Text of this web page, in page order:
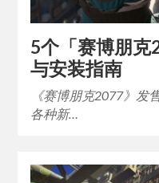
5个「赛博朋克
与安装指南
《赛博朋克2077》发
各种新…